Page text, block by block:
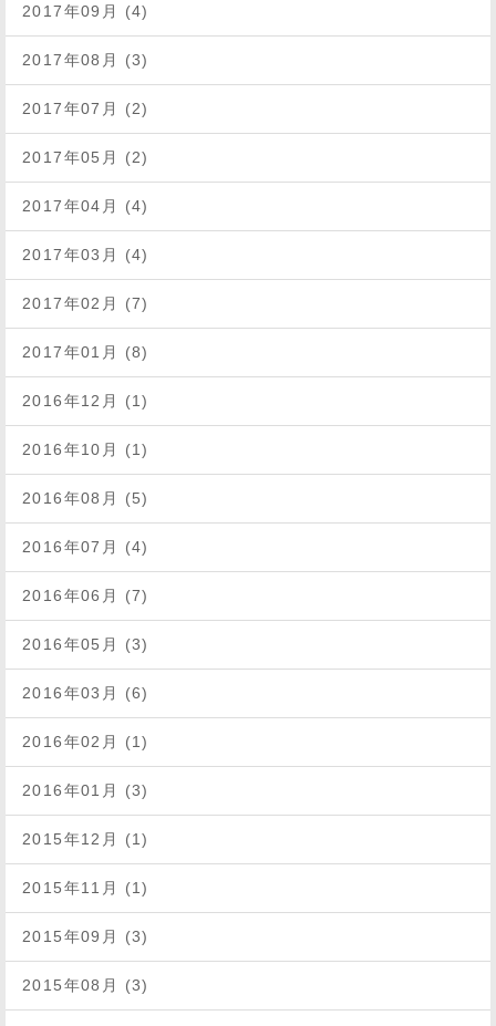
2017年09月 (4)
2017年08月 (3)
2017年07月 (2)
2017年05月 (2)
2017年04月 (4)
2017年03月 (4)
2017年02月 (7)
2017年01月 (8)
2016年12月 (1)
2016年10月 (1)
2016年08月 (5)
2016年07月 (4)
2016年06月 (7)
2016年05月 (3)
2016年03月 (6)
2016年02月 (1)
2016年01月 (3)
2015年12月 (1)
2015年11月 (1)
2015年09月 (3)
2015年08月 (3)